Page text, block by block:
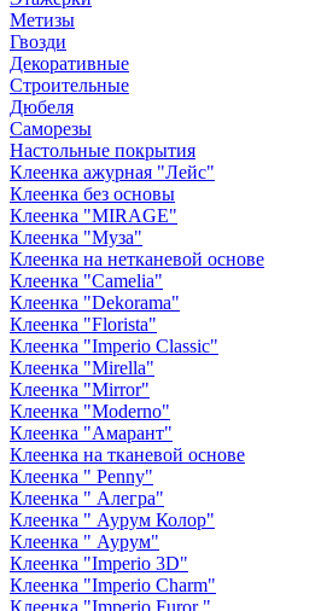
Метизы
Гвозди
Декоративные
Строительные
Дюбеля
Саморезы
Настольные покрытия
Клеенка ажурная "Лейс"
Клеенка без основы
Клеенка "MIRAGE"
Клеенка "Муза"
Клеенка на нетканевой основе
Клеенка "Camelia"
Клеенка "Dekorama"
Клеенка "Florista"
Клеенка "Imperio Classic"
Клеенка "Mirella"
Клеенка "Mirror"
Клеенка "Moderno"
Клеенка "Амарант"
Клеенка на тканевой основе
Клеенка " Penny"
Клеенка " Алегра"
Клеенка " Аурум Колор"
Клеенка " Аурум"
Клеенка "Imperio 3D"
Клеенка "Imperio Charm"
Клеенка "Imperio Furor "